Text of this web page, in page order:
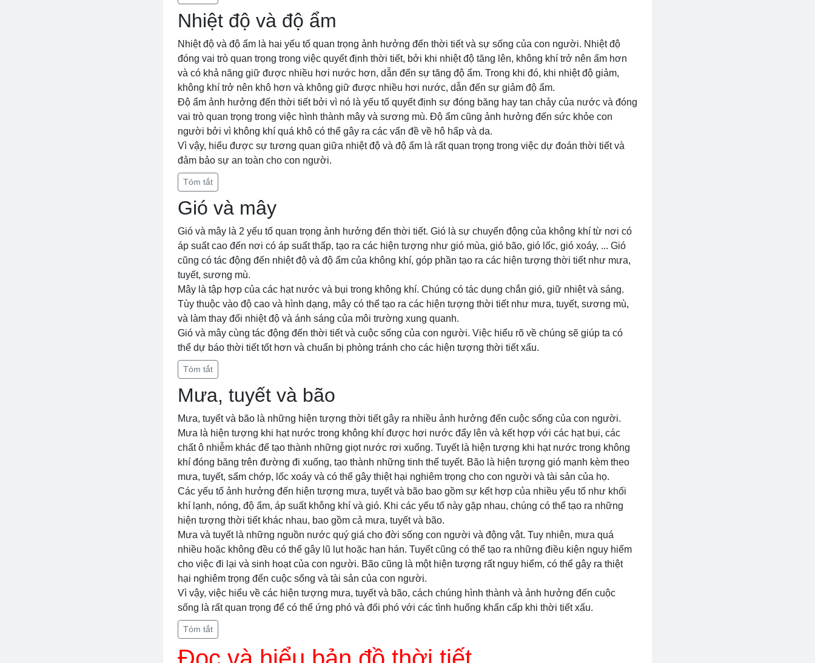
Nhiệt độ và độ ẩm
Nhiệt độ và độ ẩm là hai yếu tố quan trọng ảnh hưởng đến thời tiết và sự sống của con người. Nhiệt độ
đóng vai trò quan trọng trong việc quyết định thời tiết, bởi khi nhiệt độ tăng lên, không khí trở nên ấm hơn
và có khả năng giữ được nhiều hơi nước hơn, dẫn đến sự tăng độ ẩm. Trong khi đó, khi nhiệt độ giảm,
không khí trở nên khô hơn và không giữ được nhiều hơi nước, dẫn đến sự giảm độ ẩm.
Độ ẩm ảnh hưởng đến thời tiết bởi vì nó là yếu tố quyết định sự đóng băng hay tan chảy của nước và đóng
vai trò quan trọng trong việc hình thành mây và sương mù. Độ ẩm cũng ảnh hưởng đến sức khỏe con
người bởi vì không khí quá khô có thể gây ra các vấn đề về hô hấp và da.
Vì vậy, hiểu được sự tương quan giữa nhiệt độ và độ ẩm là rất quan trọng trong việc dự đoán thời tiết và
đảm bảo sự an toàn cho con người.
Tóm tắt
Gió và mây
Gió và mây là 2 yếu tố quan trọng ảnh hưởng đến thời tiết. Gió là sự chuyển động của không khí từ nơi có
áp suất cao đến nơi có áp suất thấp, tạo ra các hiện tượng như gió mùa, gió bão, gió lốc, gió xoáy, ... Gió
cũng có tác động đến nhiệt độ và độ ẩm của không khí, góp phần tạo ra các hiện tượng thời tiết như mưa,
tuyết, sương mù.
Mây là tập hợp của các hạt nước và bụi trong không khí. Chúng có tác dụng chắn gió, giữ nhiệt và sáng.
Tùy thuộc vào độ cao và hình dạng, mây có thể tạo ra các hiện tượng thời tiết như mưa, tuyết, sương mù,
và làm thay đổi nhiệt độ và ánh sáng của môi trường xung quanh.
Gió và mây cùng tác động đến thời tiết và cuộc sống của con người. Việc hiểu rõ về chúng sẽ giúp ta có
thể dự báo thời tiết tốt hơn và chuẩn bị phòng tránh cho các hiện tượng thời tiết xấu.
Tóm tắt
Mưa, tuyết và bão
Mưa, tuyết và bão là những hiện tượng thời tiết gây ra nhiều ảnh hưởng đến cuộc sống của con người.
Mưa là hiện tượng khi hạt nước trong không khí được hơi nước đẩy lên và kết hợp với các hạt bụi, các
chất ô nhiễm khác để tạo thành những giọt nước rơi xuống. Tuyết là hiện tượng khi hạt nước trong không
khí đóng băng trên đường đi xuống, tạo thành những tinh thể tuyết. Bão là hiện tượng gió mạnh kèm theo
mưa, tuyết, sấm chớp, lốc xoáy và có thể gây thiệt hại nghiêm trọng cho con người và tài sản của họ.
Các yếu tố ảnh hưởng đến hiện tượng mưa, tuyết và bão bao gồm sự kết hợp của nhiều yếu tố như khối
khí lạnh, nóng, độ ẩm, áp suất không khí và gió. Khi các yếu tố này gặp nhau, chúng có thể tạo ra những
hiện tượng thời tiết khác nhau, bao gồm cả mưa, tuyết và bão.
Mưa và tuyết là những nguồn nước quý giá cho đời sống con người và động vật. Tuy nhiên, mưa quá
nhiều hoặc không đều có thể gây lũ lụt hoặc hạn hán. Tuyết cũng có thể tạo ra những điều kiện nguy hiểm
cho việc đi lại và sinh hoạt của con người. Bão cũng là một hiện tượng rất nguy hiểm, có thể gây ra thiệt
hại nghiêm trọng đến cuộc sống và tài sản của con người.
Vì vậy, việc hiểu về các hiện tượng mưa, tuyết và bão, cách chúng hình thành và ảnh hưởng đến cuộc
sống là rất quan trọng để có thể ứng phó và đối phó với các tình huống khẩn cấp khi thời tiết xấu.
Tóm tắt